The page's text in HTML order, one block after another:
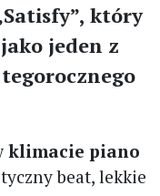
który
jeden z
klimacie piano
beat, lekkie